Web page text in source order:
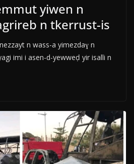
yiwen n
n tkerrust-is
n wass-a yimezdaɣ n
imi i asen-d-yewweḍ yir isalli n